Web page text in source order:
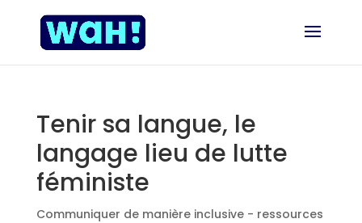
Tenir sa langue, le
langage lieu de lutte
féministe
Communiquer de manière inclusive - ressources